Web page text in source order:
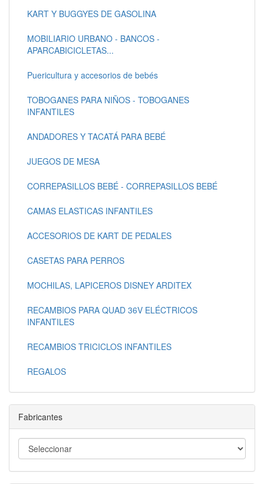
KART Y BUGGYES DE GASOLINA
MOBILIARIO URBANO - BANCOS -
APARCABICICLETAS...
Puericultura y accesorios de bebés
TOBOGANES PARA NIÑOS - TOBOGANES
INFANTILES
ANDADORES Y TACATÁ PARA BEBÉ
JUEGOS DE MESA
CORREPASILLOS BEBÉ - CORREPASILLOS BEBÉ
CAMAS ELASTICAS INFANTILES
ACCESORIOS DE KART DE PEDALES
CASETAS PARA PERROS
MOCHILAS, LAPICEROS DISNEY ARDITEX
RECAMBIOS PARA QUAD 36V ELÉCTRICOS
INFANTILES
RECAMBIOS TRICICLOS INFANTILES
REGALOS
Fabricantes